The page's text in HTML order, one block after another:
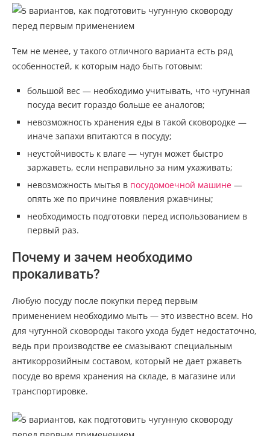
Тем не менее, у такого отличного варианта есть ряд
особенностей, к которым надо быть готовым:
большой вес — необходимо учитывать, что чугунная
посуда весит гораздо больше ее аналогов;
невозможность хранения еды в такой сковородке —
иначе запахи впитаются в посуду;
неустойчивость к влаге — чугун может быстро
заржаветь, если неправильно за ним ухаживать;
невозможность мытья в посудомоечной машине —
опять же по причине появления ржавчины;
необходимость подготовки перед использованием в
первый раз.
Почему и зачем необходимо
прокаливать?
Любую посуду после покупки перед первым
применением необходимо мыть — это известно всем. Но
для чугунной сковороды такого ухода будет недостаточно,
ведь при производстве ее смазывают специальным
антикоррозийным составом, который не дает ржаветь
посуде во время хранения на складе, в магазине или
транспортировке.